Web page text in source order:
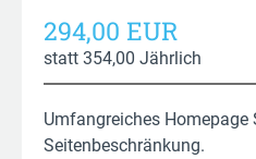
statt 354,00 Jährlich
294,00 EUR
Umfangreiches Homepage
Seitenbeschränkung.